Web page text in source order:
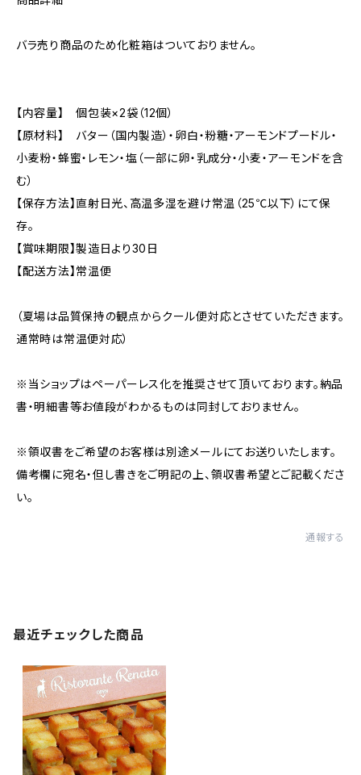
バラ売り商品のため化粧箱はついておりません。
【内容量】 個包装×2袋（12個）
【原材料】 バター（国内製造）・卵白・粉糖・アーモンドプードル・
小麦粉・蜂蜜・レモン・塩（一部に卵・乳成分・小麦・アーモンドを含
む）
【保存方法】直射日光、高温多湿を避け常温（25℃以下）にて保
存。
【賞味期限】製造日より30日
【配送方法】常温便
（夏場は品質保持の観点からクール便対応とさせていただきます。
通常時は常温便対応）
※当ショップはペーパーレス化を推奨させて頂いております。納品
書・明細書等お値段がわかるものは同封しておりません。
※領収書をご希望のお客様は別途メールにてお送りいたします。
備考欄に宛名・但し書きをご明記の上、領収書希望とご記載くださ
い。
通報する
最近チェックした商品